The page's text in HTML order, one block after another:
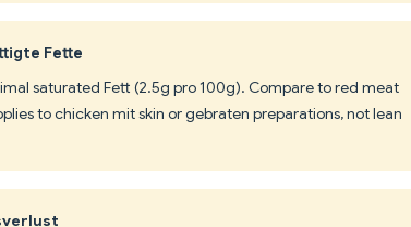
Fette
saturated Fett (2.5g pro 100g). Compare to red meat
to chicken mit skin or gebraten preparations, not lean